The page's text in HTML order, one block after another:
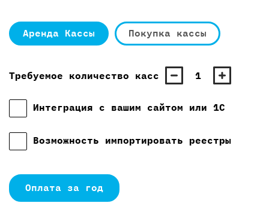
Аренда Кассы Покупка кассы
Требуемое количество касс 1
Интеграция с вашим сайтом или 1С
Возможность импортировать реестры
Оплата за год